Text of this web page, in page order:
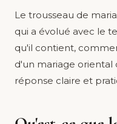
Le trousseau de
qui a évolué avec le
qu'il contient,
d'un mariage oriental
réponse claire et